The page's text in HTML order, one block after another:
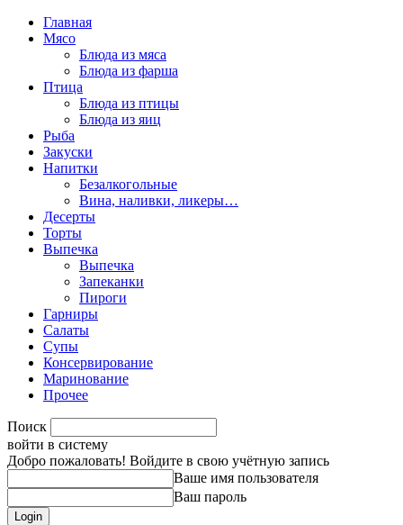
Главная
Мясо
Блюда из мяса
Блюда из фарша
Птица
Блюда из птицы
Блюда из яиц
Рыба
Закуски
Напитки
Безалкогольные
Вина, наливки, ликеры…
Десерты
Торты
Выпечка
Выпечка
Запеканки
Пироги
Гарниры
Салаты
Супы
Консервирование
Маринование
Прочее
Поиск
войти в систему
Добро пожаловать! Войдите в свою учётную запись
Ваше имя пользователя
Ваш пароль